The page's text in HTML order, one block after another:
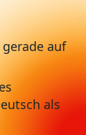
auf
als